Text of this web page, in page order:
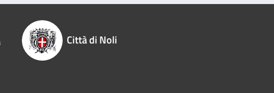
Città di Noli